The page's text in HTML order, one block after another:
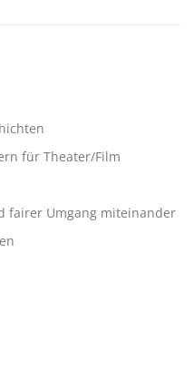
für Theater/Film
fairer Umgang miteinander